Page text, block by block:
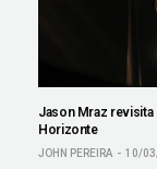
Jason Mraz revisita
Horizonte
JOHN PEREIRA 10/